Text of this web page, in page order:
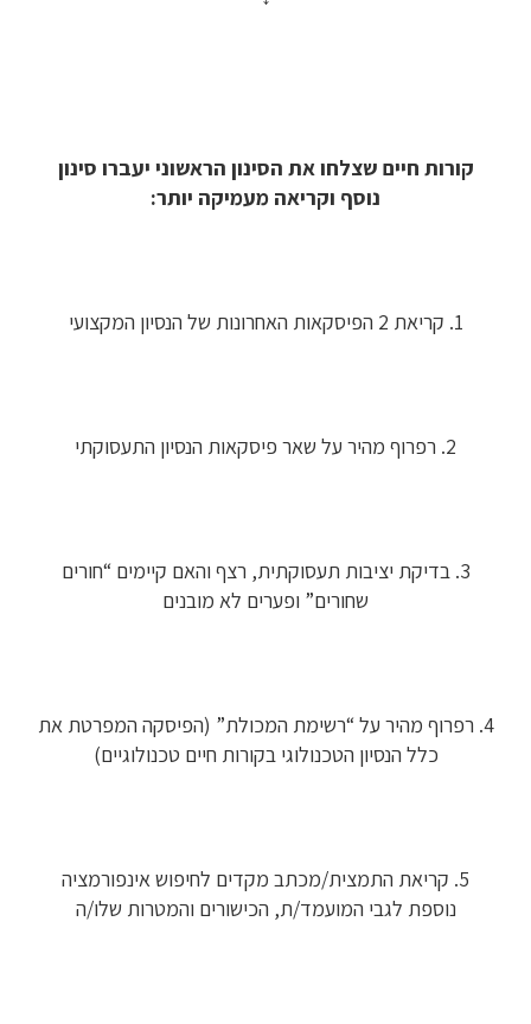
קורות חיים שצלחו את הסינון הראשוני יעברו סינון
נוסף וקריאה מעמיקה יותר:
1. קריאת 2 הפיסקאות האחרונות של הנסיון המקצועי
2. רפרוף מהיר על שאר פיסקאות הנסיון התעסוקתי
3. בדיקת יציבות תעסוקתית, רצף והאם קיימים “חורים
שחורים” ופערים לא מובנים
4. רפרוף מהיר על “רשימת המכולת” (הפיסקה המפרטת את
כלל הנסיון הטכנולוגי בקורות חיים טכנולוגיים)
5. קריאת התמצית/מכתב מקדים לחיפוש אינפורמציה
נוספת לגבי המועמד/ת, הכישורים והמטרות שלו/ה